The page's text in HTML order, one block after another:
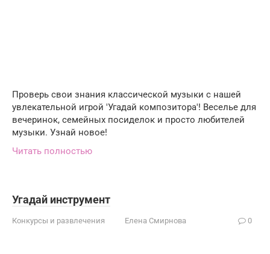
Проверь свои знания классической музыки с нашей
увлекательной игрой 'Угадай композитора'! Веселье для
вечеринок, семейных посиделок и просто любителей
музыки. Узнай новое!
Читать полностью
Угадай инструмент
Конкурсы и развлечения Елена Смирнова 0